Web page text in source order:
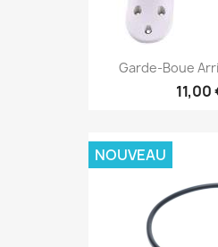
Garde-Boue
11,00
NOUVEAU